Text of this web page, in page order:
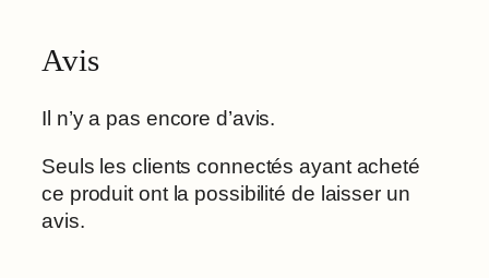
Avis
Il n’y a pas encore d’avis.
Seuls les clients connectés ayant acheté
ce produit ont la possibilité de laisser un
avis.